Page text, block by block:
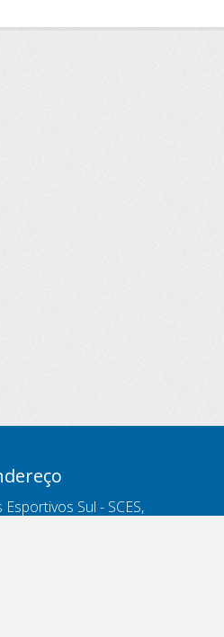
Sul - SCES,